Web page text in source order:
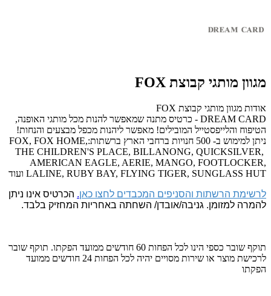
מגוון מותגי קבוצת FOX
אודות מגוון מותגי קבוצת FOX
DREAM CARD - כרטיס מתנה שמאפשר להנות מכל מותגי האופנה,
הטיפוח והלייפסטייל המובילים! מאפשר ליהנות מכפל מבצעים והנחות!
ניתן למימוש ב- 500 חנויות ברחבי הארץ ברשתות:FOX, FOX HOME,
THE CHILDREN'S PLACE, BILLANONG, QUICKSILVER,
AMERICAN EAGLE, AERIE, MANGO, FOOTLOCKER,
LALINE, RUBY BAY, FLYING TIGER, SUNGLASS HUT ועוד
לרשימת הרשתות והסניפים המכבדים לחצו כאן. הכרטיס אינו ניתן
להמרה למזומן. גניבה/אובדן/ השחתה באחריות המחזיק בלבד.
תוקף שובר כספי הינו לכל הפחות 60 חודשים ממועד הפקתו. תוקף שובר
לרכישת מוצר או שירות מסויים יהיה לכל הפחות 24 חודשים ממועד
הפקתו